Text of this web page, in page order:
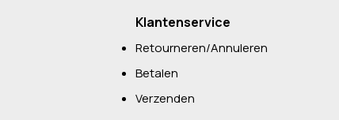
Klantenservice
Retourneren/Annuleren
Betalen
Verzenden